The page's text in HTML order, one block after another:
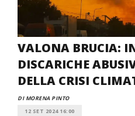
VALONA BRUCIA:
DISCARICHE
DELLA CRISI
DI MORENA PINTO
12 SET 2024 16:00